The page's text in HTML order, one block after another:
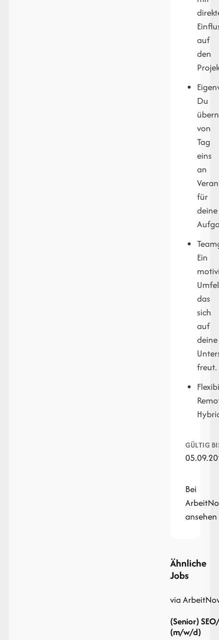
auf
den
Du
von
Tag
eins
an
für
deine
Ein
das
sich
auf
deine
freut.
GÜLTIG
Bei
ansehen
Ähnliche
Jobs
via
(Senior)
(m/w/d)